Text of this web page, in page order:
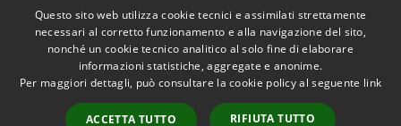
Accessibilità
Copyright © 2026 • Comune di
Calenzano • Powered by
Municipium•
Accesso
Questo sito web utilizza cookie tecnici e assimilati strettamente
necessari al corretto funzionamento e alla navigazione del sito,
nonché un cookie tecnico analitico al solo fine di elaborare
informazioni statistiche, aggregate e anonime.
Per maggiori dettagli, può consultare la cookie policy al seguente link
ACCETTA TUTTO RIFIUTA TUTTO